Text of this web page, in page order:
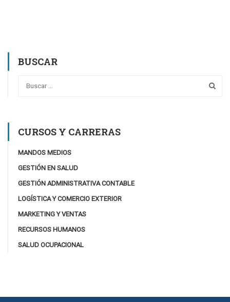
BUSCAR
CURSOS Y CARRERAS
MANDOS MEDIOS
GESTIÓN EN SALUD
GESTIÓN ADMINISTRATIVA CONTABLE
LOGÍSTICA Y COMERCIO EXTERIOR
MARKETING Y VENTAS
RECURSOS HUMANOS
SALUD OCUPACIONAL